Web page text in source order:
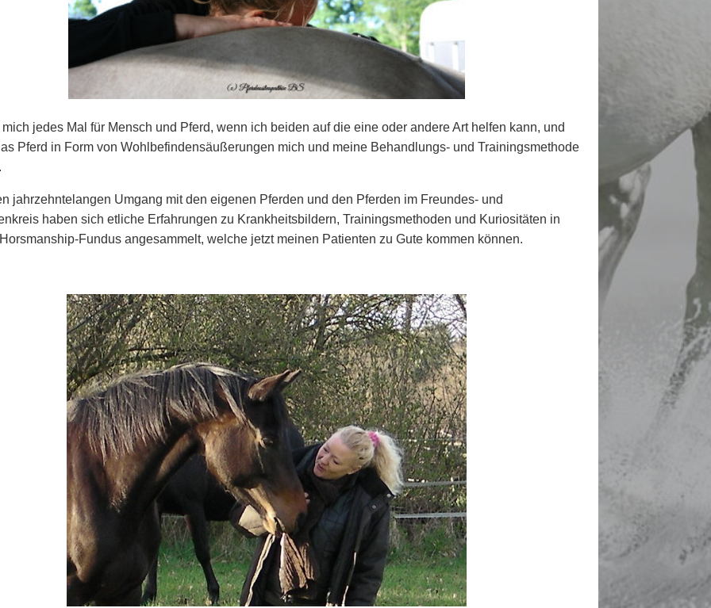
jedes Mal für Mensch und Pferd, wenn ich beiden auf die eine oder andere Art helfen kann, und
Pferd in Form von Wohlbefindensäußerungen mich und meine Behandlungs- und Trainingsmethode
jahrzehntelangen Umgang mit den eigenen Pferden und den Pferden im Freundes- und
haben sich etliche Erfahrungen zu Krankheitsbildern, Trainingsmethoden und Kuriositäten in
Fundus angesammelt, welche jetzt meinen Patienten zu Gute kommen können.